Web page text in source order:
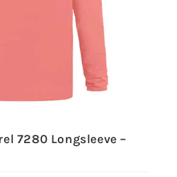
7280 Longsleeve –